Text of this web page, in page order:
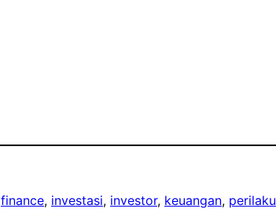
finance, investasi, investor, keuangan, perilaku